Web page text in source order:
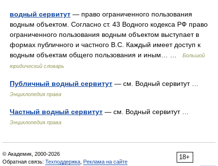
водный сервитут — право ограниченного пользования
водным объектом. Согласно ст. 43 Водного кодекса РФ право
ограниченного пользования водным объектом выступает в
формах публичного и частного B.C. Каждый имеет доступ к
водным объектам общего пользования и иным… …
Большой
юридический словарь
Публичный водный сервитут — см. Водный сервитут …
Энциклопедия права
Частный водный сервитут — см. Водный сервитут …
Энциклопедия права
18+
© Академик, 2000-2026
Обратная связь: Техподдержка Реклама на сайте